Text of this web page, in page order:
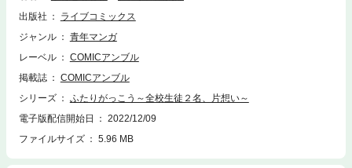
出版社
ライブコミックス
ジャンル
青年マンガ
レーベル
COMICアンブル
掲載誌
COMICアンブル
シリーズ
ふたりがっこう～全校生徒２名、片想い～
電子版配信開始日
2022/12/09
ファイルサイズ
5.96 MB